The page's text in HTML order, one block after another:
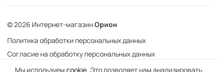
Мы используем cookie. Это позволяет нам анализировать
© 2026 Интернет-магазинОрион
Политика обработки персональных данных
Согласие на обработку персональных данных
Web Механика